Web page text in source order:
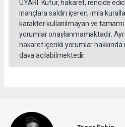
UYARI: Küfür, hakaret, rencide
inançlara saldırı içeren, imla
karakter kullanılmayan ve
yorumlar onaylanmamaktadır.
hakaret içerikli yorumlar hakkında
dava açılabilmektedir.